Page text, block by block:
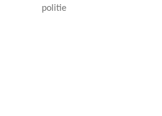
politie